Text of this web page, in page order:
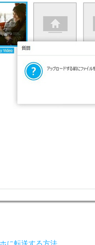
に転送する方法